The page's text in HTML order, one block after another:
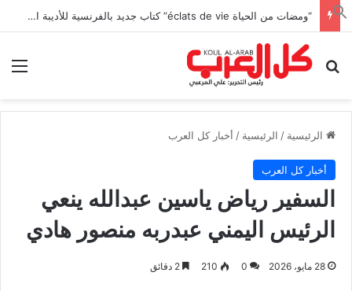
“ومضات من الحياة éclats de vie” كتاب جديد بالفرنسية للأديبة التونسية منى زغدان
بحث عن
الرئيسية / الرئيسية / أخبار كل العرب
أخبار كل العرب
السفير رياض ياسين عبدالله ينعي
الرئيس اليمني عبدربه منصور هادي
28 مايو، 2026 0
210